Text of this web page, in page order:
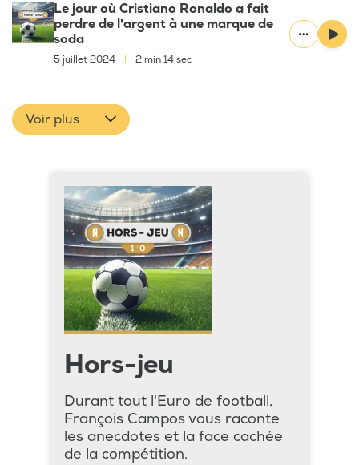
Le jour où Cristiano Ronaldo a fait
perdre de l'argent à une marque de
soda
5 juillet 2024 2 min 14 sec
Voir plus
Hors-jeu
Durant tout l'Euro de football,
François Campos vous raconte
les anecdotes et la face cachée
de la compétition.